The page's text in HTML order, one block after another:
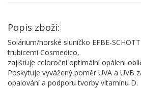
Popis zboží:
Solárium/horské sluníčko EFBE-
trubicemi Cosmedico,
zajišťuje celoroční optimální opálení
Poskytuje vyvážený poměr UVA a UVB
opalování a podporu tvorby vitamínu D.